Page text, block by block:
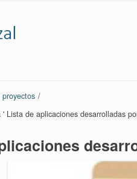
/
Lista de aplicaciones desarrolladas